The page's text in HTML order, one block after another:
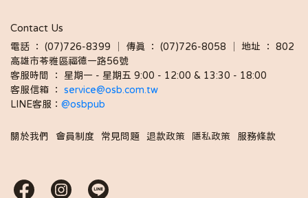
Contact Us
電話 ： (07)726-8399 │ 傳真 ： (07)726-8058 │ 地址 ： 802
高雄市苓雅區福德一路56號
客服時間 ： 星期一 - 星期五 9:00 - 12:00 & 13:30 - 18:00
客服信箱 ： service@osb.com.tw
LINE客服： @osbpub
關於我們 會員制度 常見問題 退款政策 隱私政策 服務條款